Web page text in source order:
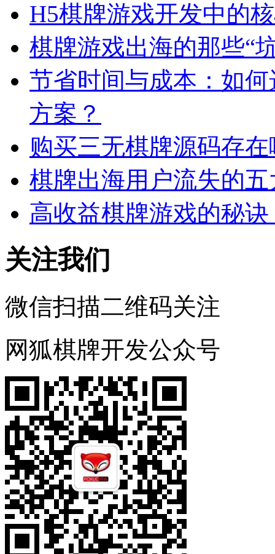
H5棋牌游戏开发中的
棋牌游戏出海的那些“
节省时间与成本：如
方案？
购买三无棋牌源码存
棋牌出海用户流失的
高收益棋牌游戏的秘
关注我们
微信扫描二维码关注
网狐棋牌开发公众号